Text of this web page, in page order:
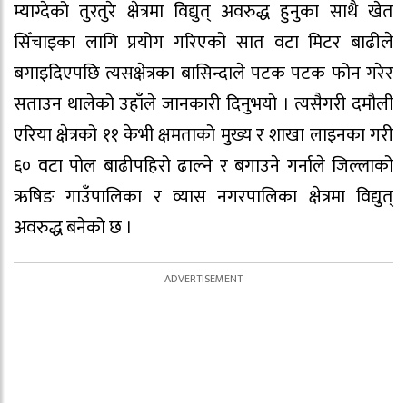
म्याग्देको तुरतुरे क्षेत्रमा विद्युत् अवरुद्ध हुनुका साथै खेत
सिँचाइका लागि प्रयोग गरिएको सात वटा मिटर बाढीले
बगाइदिएपछि त्यसक्षेत्रका बासिन्दाले पटक पटक फोन गरेर
सताउन थालेको उहाँले जानकारी दिनुभयो । त्यसैगरी दमौली
एरिया क्षेत्रको ११ केभी क्षमताको मुख्य र शाखा लाइनका गरी
६० वटा पोल बाढीपहिरो ढाल्ने र बगाउने गर्नाले जिल्लाको
ऋषिङ गाउँपालिका र व्यास नगरपालिका क्षेत्रमा विद्युत्
अवरुद्ध बनेको छ ।